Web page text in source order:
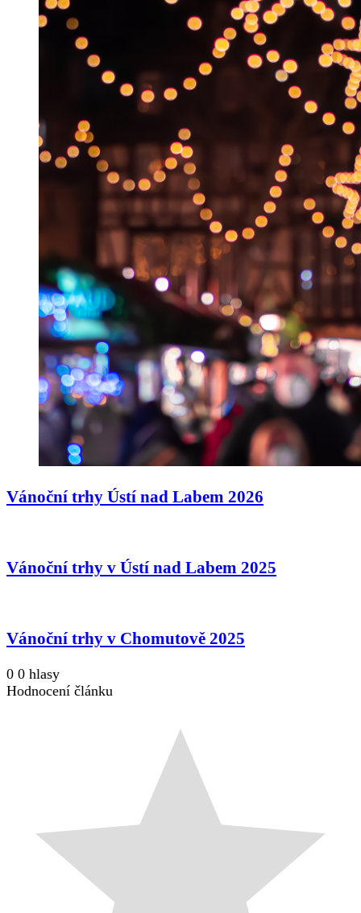
Vánoční trhy Ústí nad Labem 2026
Vánoční trhy v Ústí nad Labem 2025
Vánoční trhy v Chomutově 2025
0 0 hlasy
Hodnocení článku